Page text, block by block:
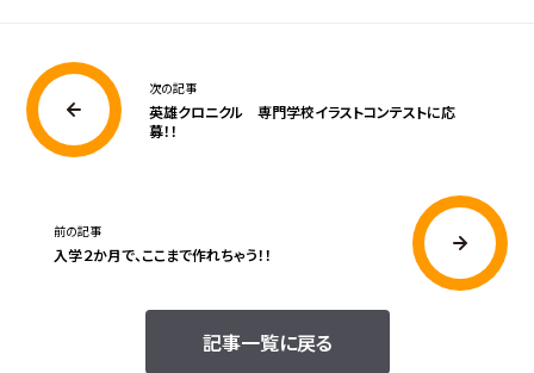
次の記事
英雄クロニクル 専門学校イラストコンテストに応
募！！
記事一覧に戻る
前の記事
入学２か月で、ここまで作れちゃう！！